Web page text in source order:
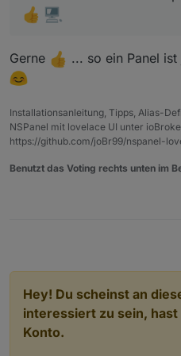
Gerne ... so ein Panel
Installationsanleitung, Tipps, Alias-
NSPanel mit lovelace UI unter
https://github.com/joBr99/nspanel-
Benutzt das Voting rechts unten im
Hey! Du scheinst an
interessiert zu sein, hast
Konto.